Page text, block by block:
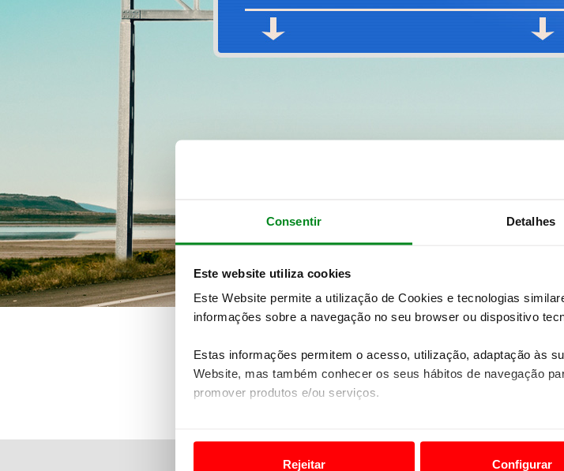
Consentir Detalhes
Este website utiliza cookies
Este Website permite a utilização de Cookies e tecnologias
informações sobre a navegação no seu browser ou dispositivo
Estas informações permitem o acesso, utilização, adaptação às
Website, mas também conhecer os seus hábitos de navegação
promover produtos e/ou serviços.
Rejeitar Configurar
VOLTAR AO